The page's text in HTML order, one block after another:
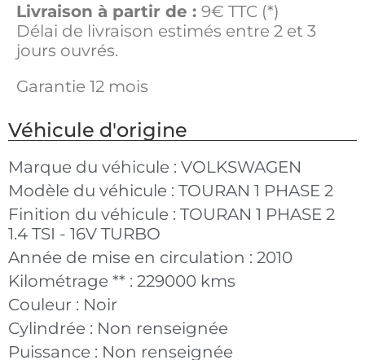
Livraison à partir de : 9€ TTC (*)
Délai de livraison estimés entre 2 et 3
jours ouvrés.
Garantie 12 mois
Véhicule d'origine
Marque du véhicule : VOLKSWAGEN
Modèle du véhicule : TOURAN 1 PHASE 2
Finition du véhicule : TOURAN 1 PHASE 2
1.4 TSI - 16V TURBO
Année de mise en circulation : 2010
Kilométrage ** : 229000 kms
Couleur : Noir
Cylindrée : Non renseignée
Puissance : Non renseignée